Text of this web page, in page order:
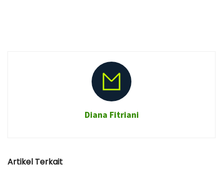
Diana Fitriani
Artikel Terkait